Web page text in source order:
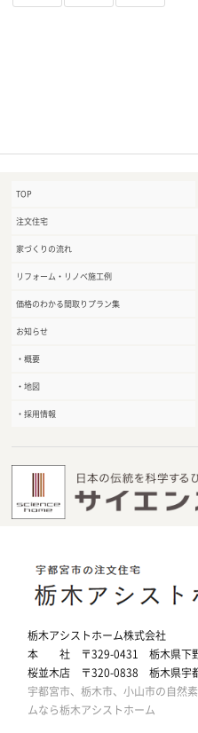
TOP
注文住宅
家づくりの流れ
リフォーム・リノベ施工例
価格のわかる間取りプラン集
お知らせ
・概要
・地図
・採用情報
栃木アシストホーム株式会社
本 社 〒329-0431 栃木県下野
桜並木店 〒320-0838 栃木県宇
宇都宮市、栃木市、小山市の自然
ムなら栃木アシストホーム